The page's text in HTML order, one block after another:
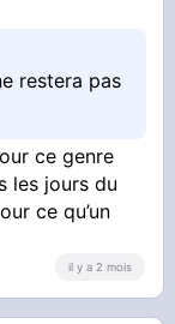
restera pas
ce genre
les jours du
ce qu’un
il y a 2 mois